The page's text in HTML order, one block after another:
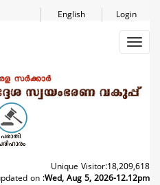
Login
English
Unique Visitor:18,209,618
on :Wed, Aug 5, 2026-12.12pm